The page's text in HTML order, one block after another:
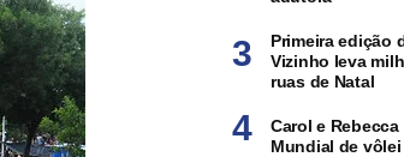
Primeira edição
Vizinho leva
ruas de Natal
Carol e
Mundial de